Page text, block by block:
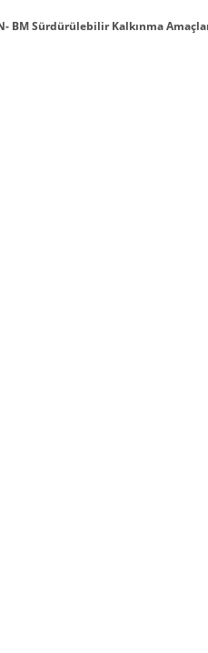
BM Sürdürülebilir Kalkınma